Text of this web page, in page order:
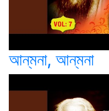
আন্‌মনা, আন্‌মনা